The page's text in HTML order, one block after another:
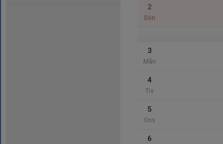
2
Sön
3
Mån
4
Tis
5
Ons
6